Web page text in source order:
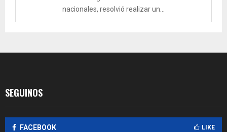
nacionales, resolvió realizar un...
SEGUINOS
FACEBOOK LIKE